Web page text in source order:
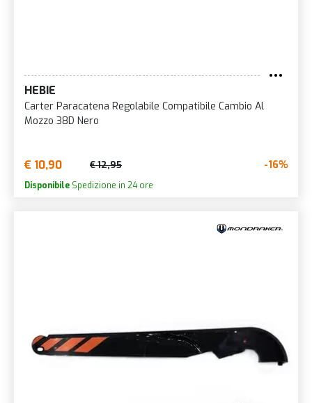
HEBIE
Carter Paracatena Regolabile Compatibile Cambio Al
Mozzo 38D Nero
€ 10,90 € 12,95 -16%
Disponibile Spedizione in 24 ore